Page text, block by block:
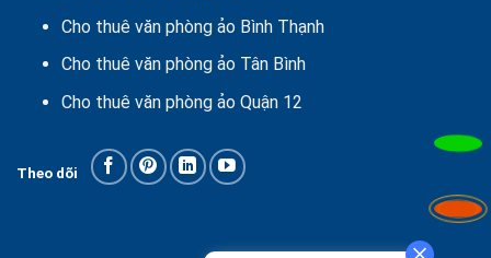
Cho thuê văn phòng ảo Bình Thạnh
Cho thuê văn phòng ảo Tân Bình
Cho thuê văn phòng ảo Quận 12
Theo dõi